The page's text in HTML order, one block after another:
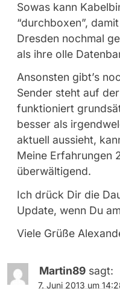
Sowas kann
“durchboxen”,
Dresden nochmal
als ihre olle
Ansonsten gibt’s
Sender steht auf
funktioniert
besser als
aktuell aussieht,
Meine Erfahrungen
überwältigend.
Ich drück Dir die
Update, wenn Du
Viele Grüße
Martin89 sagt:
7. Juni 2013 um